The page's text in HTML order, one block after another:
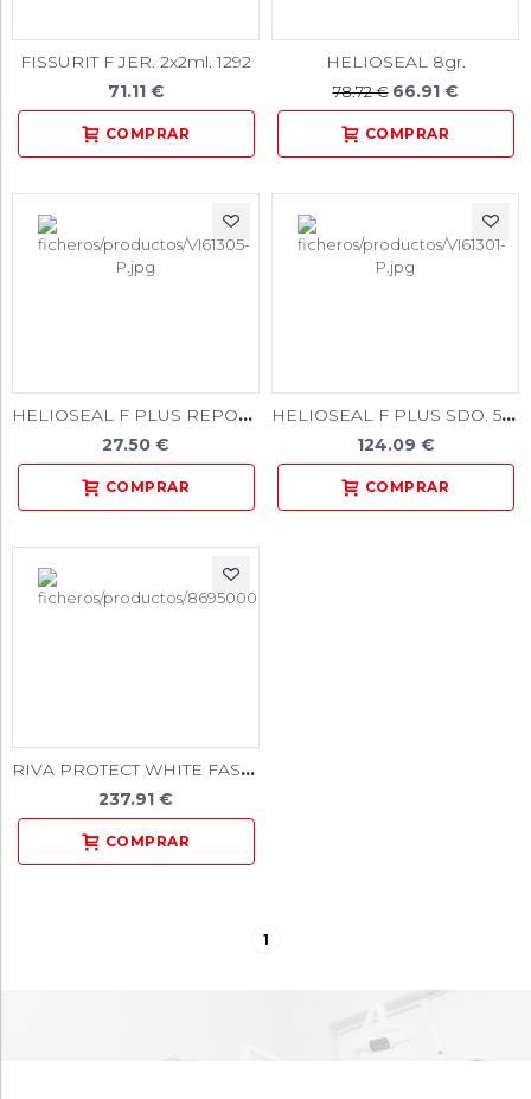
FISSURIT F JER. 2x2ml. 1292
71.11 €
HELIOSEAL 8gr.
78.72 € 66.91 €
HELIOSEAL F PLUS REPOS. 1x1.25gr.
27.50 €
HELIOSEAL F PLUS SDO. 5x1.25gr.
124.09 €
RIVA PROTECT WHITE FAST CAPS. 50u.
237.91 €
1